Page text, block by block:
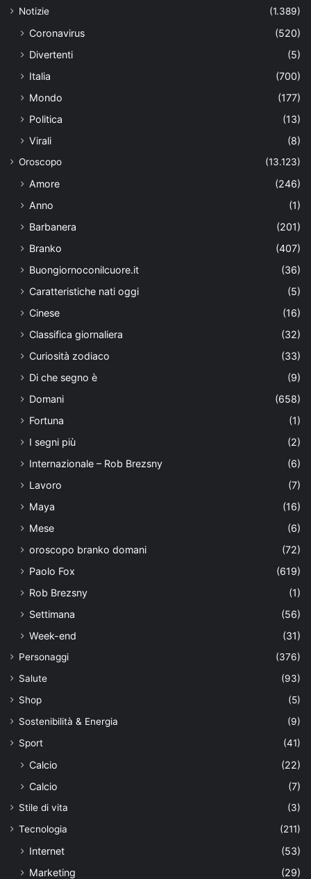
Notizie
(1.389)
Coronavirus
(520)
Divertenti
(5)
Italia
(700)
Mondo
(177)
Politica
(13)
Virali
(8)
Oroscopo (13.123)
Amore
(246)
Anno
(1)
Barbanera
(201)
Branko
(407)
Buongiornoconilcuore.it
(36)
Caratteristiche nati oggi
(5)
Cinese
(16)
Classifica giornaliera
(32)
Curiosità zodiaco
(33)
Di che segno è
(9)
Domani
(658)
Fortuna
(1)
I segni più
(2)
Internazionale – Rob Brezsny
(6)
Lavoro
(7)
Maya
(16)
Mese
(6)
oroscopo branko domani
(72)
Paolo Fox
(619)
Rob Brezsny
(1)
Settimana
(56)
Week-end
(31)
Personaggi
(376)
Salute
(93)
Shop
(5)
Sostenibilità & Energia
(9)
Sport
(41)
Calcio
(22)
Calcio
(7)
Stile di vita
(3)
Tecnologia
(211)
Internet
(53)
Marketing
(29)